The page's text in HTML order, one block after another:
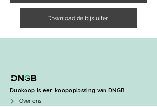
Download de bijsluiter
Duokoop is een koopoplossing van DNGB
Over ons